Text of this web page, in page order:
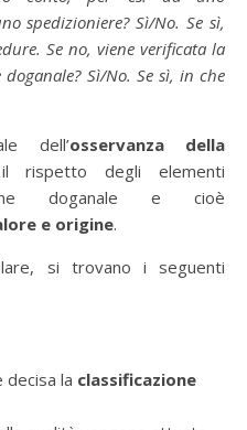
spedizioniere? Sì/No.Se sì,
Se no, viene verificata la
Sì/No. Se sì, in che
dell’osservanza della
degli elementi
doganale e cioè
e origine.
si trovano i seguenti
decisa la classificazione